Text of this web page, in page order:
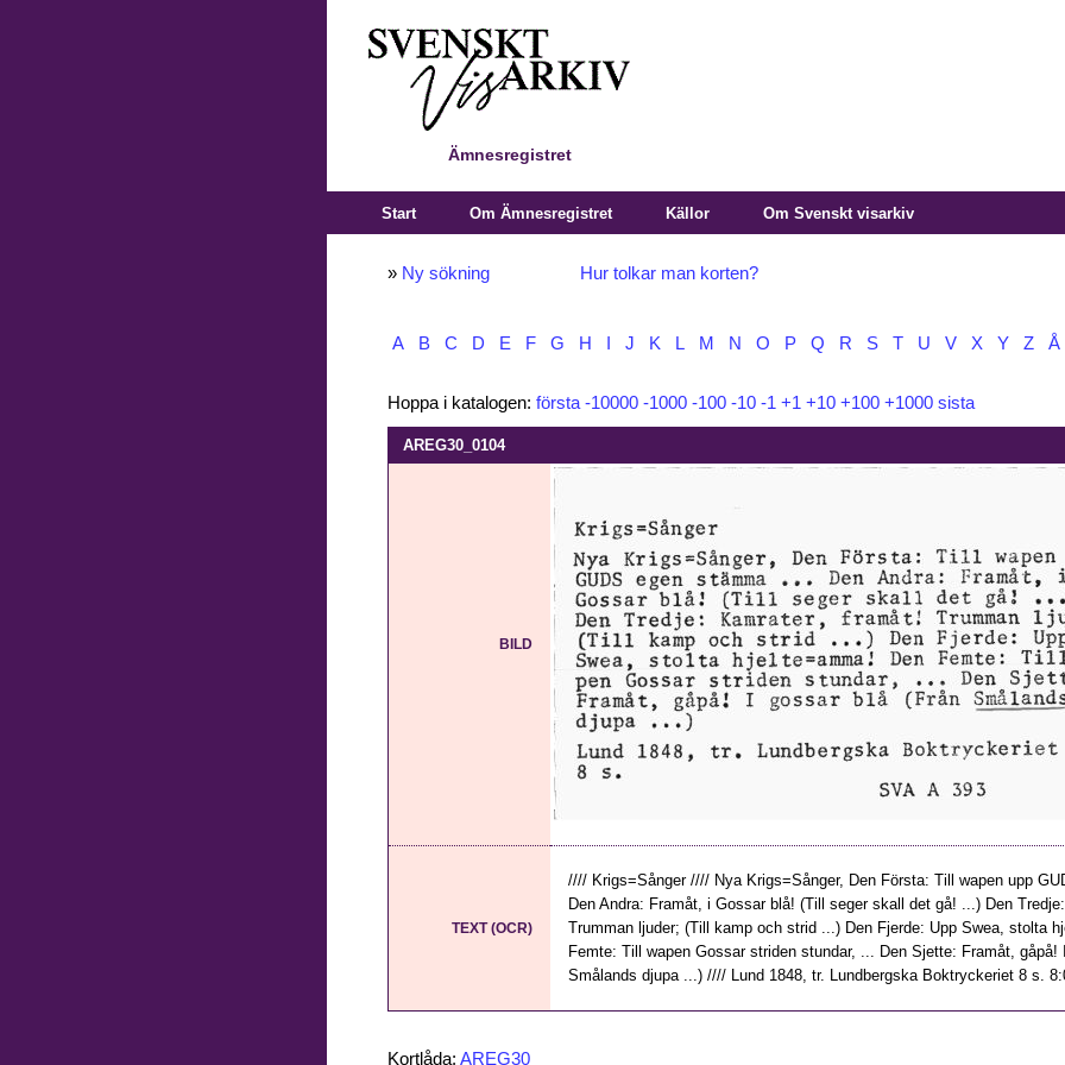
Ämnesregistret
Start Om Ämnesregistret Källor Om Svenskt visarkiv
» Ny sökning Hur tolkar man korten?
A B C D E F G H J K L M N O P Q R S T U V X Y Z Å
Hoppa i katalogen: första -10000 -1000 -100 -10 -1 +1 +10 +100 +1000 sista
AREG30_0104
BILD
TEXT (OCR)
//// Krigs=Sånger //// Nya Krigs=Sånger, Den Första: Till wapen upp
Den Andra: Framåt, i Gossar blå! (Till seger skall det gå! ...) Den
Trumman ljuder; (Till kamp och strid ...) Den Fjerde: Upp Swea, stolta
Femte: Till wapen Gossar striden stundar, ... Den Sjette: Framåt, gåpå!
Smålands djupa ...) //// Lund 1848, tr. Lundbergska Boktryckeriet 8 s.
Kortlåda: AREG30